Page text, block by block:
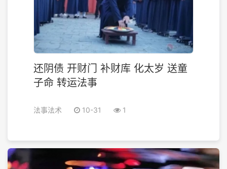
还阴债 开财门 补财库 化太岁 送童
子命 转运法事
法事法术 10-31 1